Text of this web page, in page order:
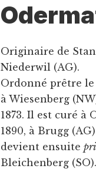
Originaire de
Niederwil (AG).
Ordonné prêtre le
à Wiesenberg
1873. Il est curé à
1890, à Brugg
devient ensuite
Bleichenberg